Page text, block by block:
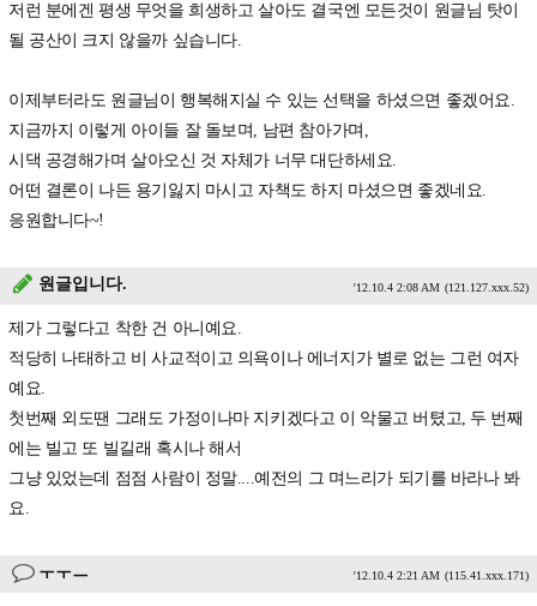
저런 분에겐 평생 무엇을 희생하고 살아도 결국엔 모든것이 원글님 탓이
될 공산이 크지 않을까 싶습니다.
이제부터라도 원글님이 행복해지실 수 있는 선택을 하셨으면 좋겠어요.
지금까지 이렇게 아이들 잘 돌보며, 남편 참아가며,
시댁 공경해가며 살아오신 것 자체가 너무 대단하세요.
어떤 결론이 나든 용기잃지 마시고 자책도 하지 마셨으면 좋겠네요.
응원합니다~!
원글입니다. '12.10.4 2:08 AM (121.127.xxx.52)
제가 그렇다고 착한 건 아니예요.
적당히 나태하고 비 사교적이고 의욕이나 에너지가 별로 없는 그런 여자
예요.
첫번째 외도땐 그래도 가정이나마 지키겠다고 이 악물고 버텼고, 두 번째
에는 빌고 또 빌길래 혹시나 해서
그냥 있었는데 점점 사람이 정말....예전의 그 며느리가 되기를 바라나 봐
요.
ㅜㅜㅡ '12.10.4 2:21 AM (115.41.xxx.171)